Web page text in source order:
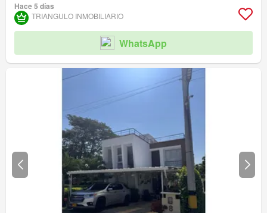
Hace 5 días
TRIANGULO INMOBILIARIO
WhatsApp